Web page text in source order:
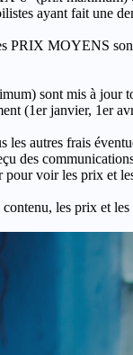
ayant fait une
MOYENS sont
sont mis à jour
(1er janvier, 1er
autres frais
des
voir les prix et
les prix et